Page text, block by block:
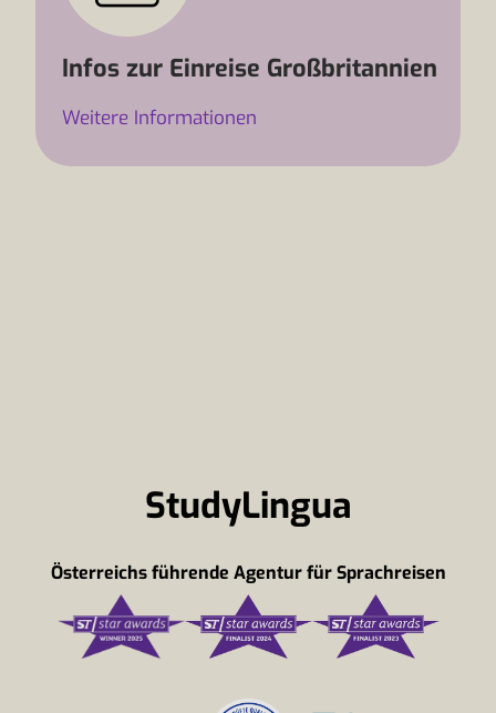
Infos zur Einreise Großbritannien
Weitere Informationen
StudyLingua
Österreichs führende Agentur für Sprachreisen